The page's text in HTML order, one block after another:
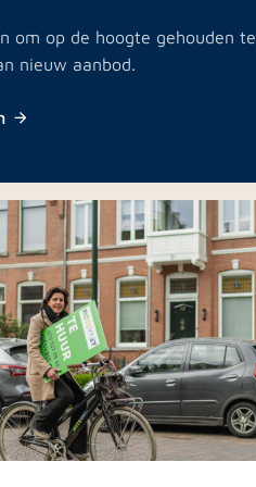
om op de hoogte gehouden te
nieuw aanbod.